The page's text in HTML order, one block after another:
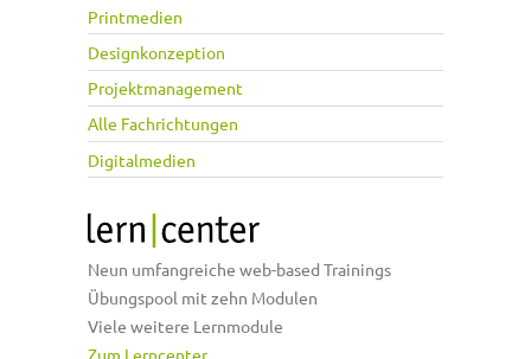
Printmedien
Designkonzeption
Projektmanagement
Alle Fachrichtungen
Digitalmedien
Neun umfangreiche web-based Trainings
Übungspool mit zehn Modulen
Viele weitere Lernmodule
Zum Lerncenter